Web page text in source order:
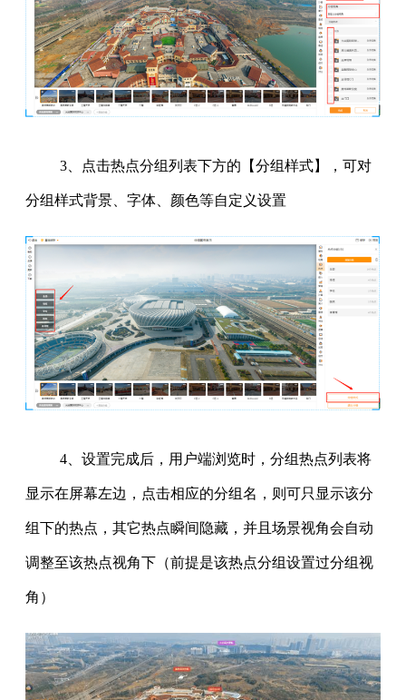
3、点击热点分组列表下方的【分组样式】，可对
分组样式背景、字体、颜色等自定义设置
4、设置完成后，用户端浏览时，分组热点列表将
显示在屏幕左边，点击相应的分组名，则可只显示该分
组下的热点，其它热点瞬间隐藏，并且场景视角会自动
调整至该热点视角下（前提是该热点分组设置过分组视
角）